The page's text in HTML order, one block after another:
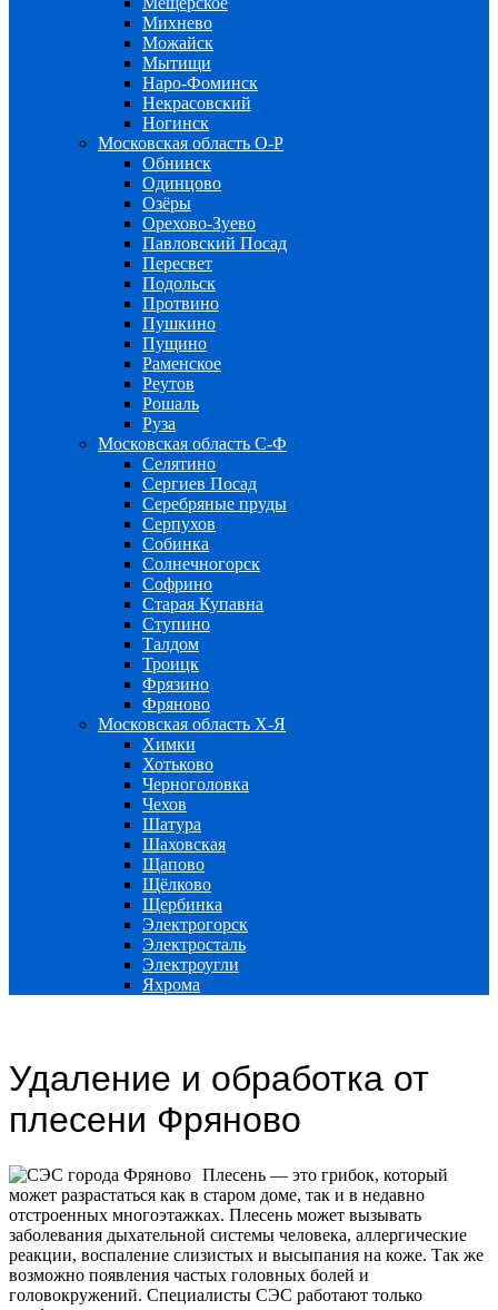
Михнево
Можайск
Мытищи
Наро-Фоминск
Некрасовский
Ногинск
Московская область О-Р
Обнинск
Одинцово
Озёры
Орехово-Зуево
Павловский Посад
Пересвет
Подольск
Протвино
Пушкино
Пущино
Раменское
Реутов
Рошаль
Руза
Московская область С-Ф
Селятино
Сергиев Посад
Серебряные пруды
Серпухов
Собинка
Солнечногорск
Софрино
Старая Купавна
Ступино
Талдом
Троицк
Фрязино
Фряново
Московская область Х-Я
Химки
Хотьково
Черноголовка
Чехов
Шатура
Шаховская
Щапово
Щёлково
Щербинка
Электрогорск
Электросталь
Электроугли
Яхрома
Удаление и обработка от
плесени Фряново
Плесень — это грибок, который
может разрастаться как в старом доме, так и в недавно
отстроенных многоэтажках. Плесень может вызывать
заболевания дыхательной системы человека, аллергические
реакции, воспаление слизистых и высыпания на коже. Так же
возможно появления частых головных болей и
головокружений. Специалисты СЭС работают только